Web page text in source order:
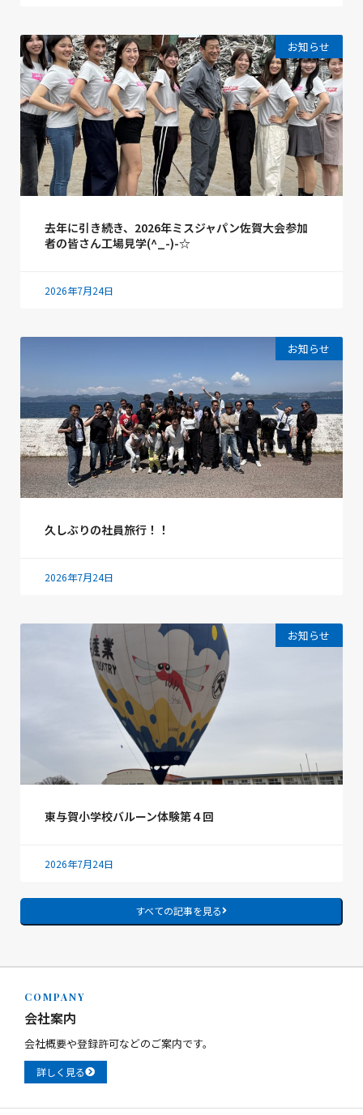
お知らせ
去年に引き続き、2026年ミスジャパン佐賀大会参加
者の皆さん工場見学(^_-)-☆
2026年7月24日
お知らせ
久しぶりの社員旅行！！
2026年7月24日
お知らせ
東与賀小学校バルーン体験第４回
2026年7月24日
すべての記事を見る
COMPANY
会社案内
会社概要や登録許可などのご案内です。
詳しく見る